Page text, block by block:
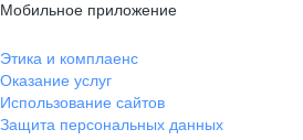
Мобильное приложение
Этика и комплаенс
Оказание услуг
Использование сайтов
Защита персональных данных